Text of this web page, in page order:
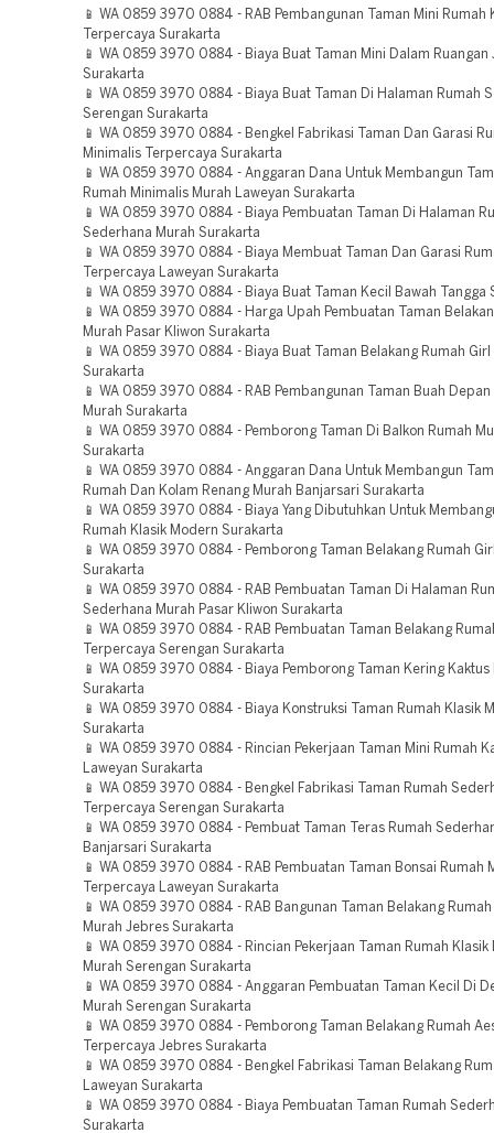
📱 WA 0859 3970 0884 - RAB Pembangunan Taman Mini Rumah
Terpercaya Surakarta
📱 WA 0859 3970 0884 - Biaya Buat Taman Mini Dalam Ruangan
Surakarta
📱 WA 0859 3970 0884 - Biaya Buat Taman Di Halaman Rumah
Serengan Surakarta
📱 WA 0859 3970 0884 - Bengkel Fabrikasi Taman Dan Garasi
Minimalis Terpercaya Surakarta
📱 WA 0859 3970 0884 - Anggaran Dana Untuk Membangun
Rumah Minimalis Murah Laweyan Surakarta
📱 WA 0859 3970 0884 - Biaya Pembuatan Taman Di Halaman
Sederhana Murah Surakarta
📱 WA 0859 3970 0884 - Biaya Membuat Taman Dan Garasi
Terpercaya Laweyan Surakarta
📱 WA 0859 3970 0884 - Biaya Buat Taman Kecil Bawah Tangga
📱 WA 0859 3970 0884 - Harga Upah Pembuatan Taman
Murah Pasar Kliwon Surakarta
📱 WA 0859 3970 0884 - Biaya Buat Taman Belakang Rumah Girl
Surakarta
📱 WA 0859 3970 0884 - RAB Pembangunan Taman Buah Depan
Murah Surakarta
📱 WA 0859 3970 0884 - Pemborong Taman Di Balkon Rumah
Surakarta
📱 WA 0859 3970 0884 - Anggaran Dana Untuk Membangun
Rumah Dan Kolam Renang Murah Banjarsari Surakarta
📱 WA 0859 3970 0884 - Biaya Yang Dibutuhkan Untuk
Rumah Klasik Modern Surakarta
📱 WA 0859 3970 0884 - Pemborong Taman Belakang Rumah
Surakarta
📱 WA 0859 3970 0884 - RAB Pembuatan Taman Di Halaman
Sederhana Murah Pasar Kliwon Surakarta
📱 WA 0859 3970 0884 - RAB Pembuatan Taman Belakang
Terpercaya Serengan Surakarta
📱 WA 0859 3970 0884 - Biaya Pemborong Taman Kering Kaktus
Surakarta
📱 WA 0859 3970 0884 - Biaya Konstruksi Taman Rumah Klasik
Surakarta
📱 WA 0859 3970 0884 - Rincian Pekerjaan Taman Mini Rumah
Laweyan Surakarta
📱 WA 0859 3970 0884 - Bengkel Fabrikasi Taman Rumah
Terpercaya Serengan Surakarta
📱 WA 0859 3970 0884 - Pembuat Taman Teras Rumah
Banjarsari Surakarta
📱 WA 0859 3970 0884 - RAB Pembuatan Taman Bonsai Rumah
Terpercaya Laweyan Surakarta
📱 WA 0859 3970 0884 - RAB Bangunan Taman Belakang
Murah Jebres Surakarta
📱 WA 0859 3970 0884 - Rincian Pekerjaan Taman Rumah Klasik
Murah Serengan Surakarta
📱 WA 0859 3970 0884 - Anggaran Pembuatan Taman Kecil Di
Murah Serengan Surakarta
📱 WA 0859 3970 0884 - Pemborong Taman Belakang Rumah
Terpercaya Jebres Surakarta
📱 WA 0859 3970 0884 - Bengkel Fabrikasi Taman Belakang
Laweyan Surakarta
📱 WA 0859 3970 0884 - Biaya Pembuatan Taman Rumah
Surakarta